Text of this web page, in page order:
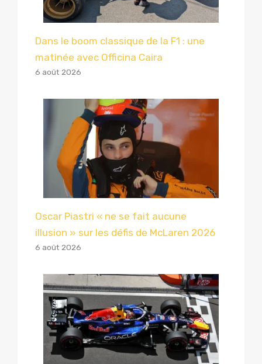
Dans le boom classique de la F1 : une
matinée avec Officina Caira
6 août 2026
Oscar Piastri « ne se fait aucune
illusion » sur les défis de McLaren 2026
6 août 2026